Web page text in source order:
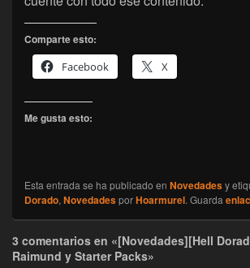
Comparte esto:
Facebook
X
Me gusta esto:
Esta entrada se ha publicado en Novedadesy
Dorado, NovedadesporHoarmurel. Guarda
3 comentarios en «[Novedades][Hell
Raimund y Starter Packs»